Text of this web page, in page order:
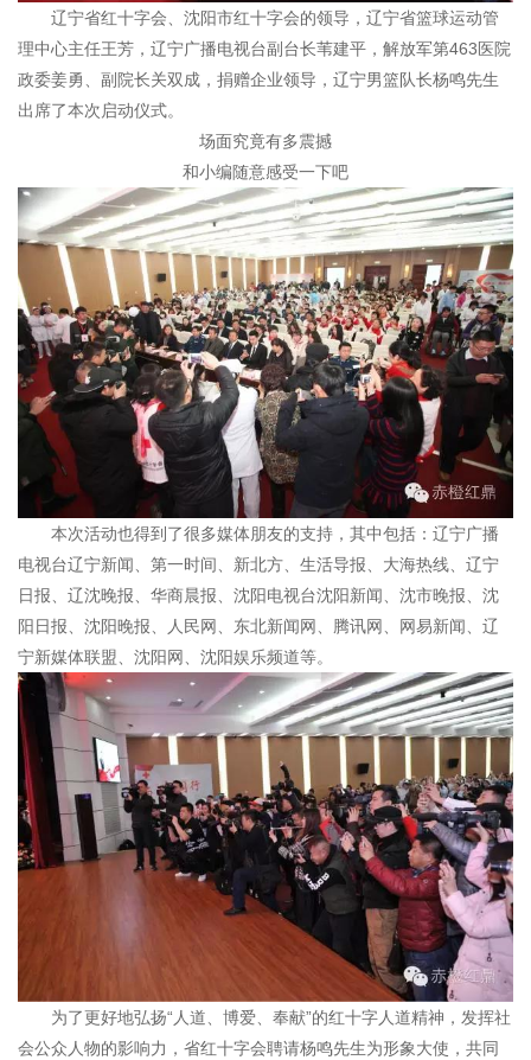
辽宁省红十字会、沈阳市红十字会的领导，辽宁省篮球运动管
理中心主任王芳，辽宁广播电视台副台长苇建平，解放军第463医院
政委姜勇、副院长关双成，捐赠企业领导，辽宁男篮队长杨鸣先生
出席了本次启动仪式。
场面究竟有多震撼
和小编随意感受一下吧
本次活动也得到了很多媒体朋友的支持，其中包括：辽宁广播
电视台辽宁新闻、第一时间、新北方、生活导报、大海热线、辽宁
日报、辽沈晚报、华商晨报、沈阳电视台沈阳新闻、沈市晚报、沈
阳日报、沈阳晚报、人民网、东北新闻网、腾讯网、网易新闻、辽
宁新媒体联盟、沈阳网、沈阳娱乐频道等。
为了更好地弘扬“人道、博爱、奉献”的红十字人道精神，发挥社
会公众人物的影响力，省红十字会聘请杨鸣先生为形象大使，共同